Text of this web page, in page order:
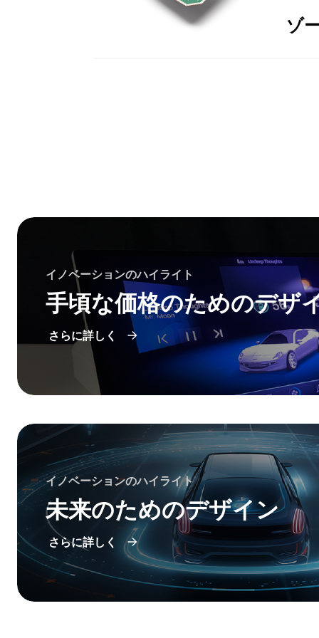
ゾ
イノベーションのハイライト
手頃な価格のためのデザ
さらに詳しく
イノベーションのハイライト
未来のためのデザイン
さらに詳しく